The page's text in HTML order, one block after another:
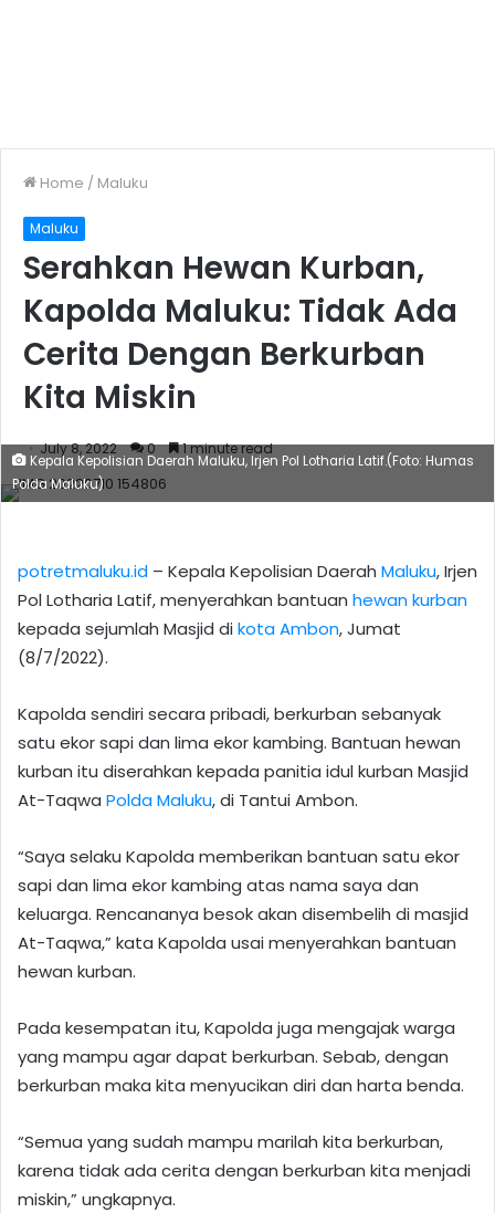
Home / Maluku
Maluku
Serahkan Hewan Kurban,
Kapolda Maluku: Tidak Ada
Cerita Dengan Berkurban
Kita Miskin
July 8, 2022 0 1 minute read
Kepala Kepolisian Daerah Maluku, Irjen Pol Lotharia Latif.(Foto: Humas
Polda Maluku)
potretmaluku.id – Kepala Kepolisian Daerah Maluku, Irjen
Pol Lotharia Latif, menyerahkan bantuan hewan kurban
kepada sejumlah Masjid dikota Ambon, Jumat
(8/7/2022).
Kapolda sendiri secara pribadi, berkurban sebanyak
satu ekor sapi dan lima ekor kambing. Bantuan hewan
kurban itu diserahkan kepada panitia idul kurban Masjid
At-Taqwa Polda Maluku, di Tantui Ambon.
“Saya selaku Kapolda memberikan bantuan satu ekor
sapi dan lima ekor kambing atas nama saya dan
keluarga. Rencananya besok akan disembelih di masjid
At-Taqwa,” kata Kapolda usai menyerahkan bantuan
hewan kurban.
Pada kesempatan itu, Kapolda juga mengajak warga
yang mampu agar dapat berkurban. Sebab, dengan
berkurban maka kita menyucikan diri dan harta benda.
“Semua yang sudah mampu marilah kita berkurban,
karena tidak ada cerita dengan berkurban kita menjadi
miskin,” ungkapnya.